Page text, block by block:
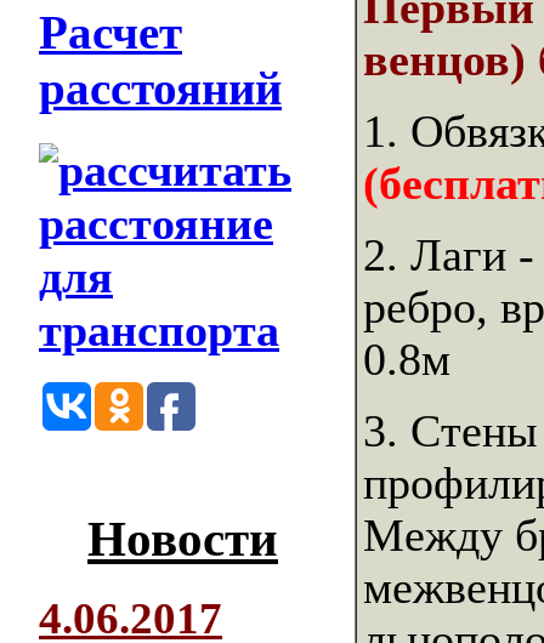
Расчет
расстояний
Новости
4.06.2017
венцов)
1.
2. Лаги
ребро,
0.8м
3.
Между